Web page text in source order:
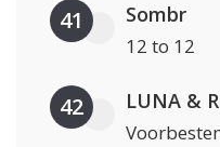
41 Sombr
12 to 12
42 LUNA &